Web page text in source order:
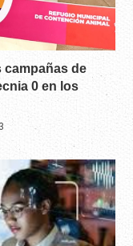
campañas de
0 en los